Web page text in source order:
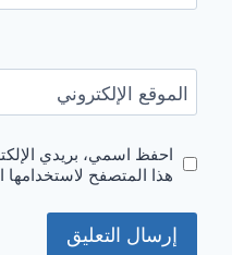
الموقع الإلكتروني
احفظ اسمي، بريدي
هذا المتصفح لاستخدامها